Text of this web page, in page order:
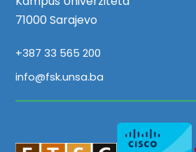
71000 Sarajevo
+387 33 565 200
info@fsk.unsa.ba